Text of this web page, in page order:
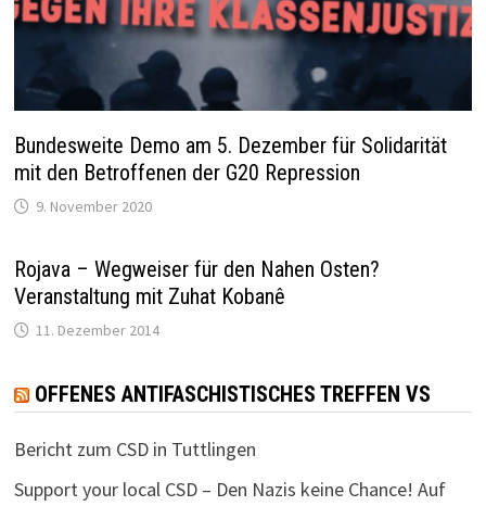
Bundesweite Demo am 5. Dezember für Solidarität
mit den Betroffenen der G20 Repression
9. November 2020
Rojava – Wegweiser für den Nahen Osten?
Veranstaltung mit Zuhat Kobanê
11. Dezember 2014
OFFENES ANTIFASCHISTISCHES TREFFEN VS
Bericht zum CSD in Tuttlingen
Support your local CSD – Den Nazis keine Chance! Auf